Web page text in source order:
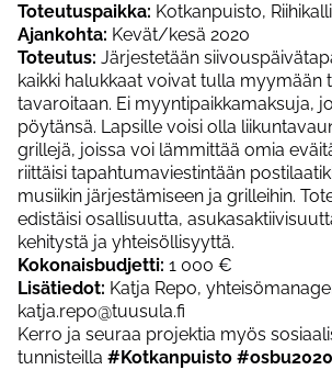
Toteutuspaikka: Kotkanpuisto,
Ajankohta: Kevät/kesä 2020
Toteutus: Järjestetään
kaikki halukkaat voivat tulla myymään
tavaroitaan. Ei myyntipaikkamaksuja,
pöytänsä. Lapsille voisi olla
grillejä, joissa voi lämmittää omia
riittäisi tapahtumaviestintään
musiikin järjestämiseen ja grilleihin.
edistäisi osallisuutta,
kehitystä ja yhteisöllisyyttä.
Kokonaisbudjetti: 1 000 €
Lisätiedot: Katja Repo,
katja.repo@tuusula.fi
Kerro ja seuraa projektia myös
tunnisteilla #Kotkanpuisto #osbu2020